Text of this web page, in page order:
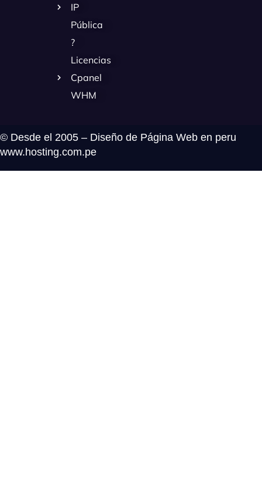
IP
Pública
?
Licencias
Cpanel
WHM
© Desde el 2005 – Diseño de Página Web en peru
www.hosting.com.pe